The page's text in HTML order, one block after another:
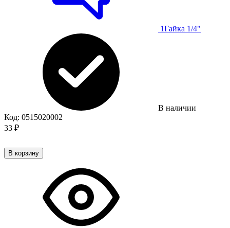
1Гайка 1/4"
В наличии
Код: 0515020002
33 ₽
В корзину